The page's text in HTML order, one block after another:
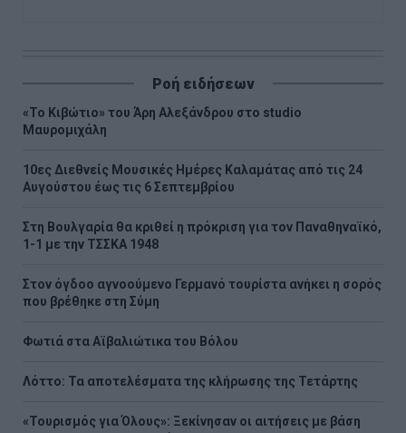
Ροή ειδήσεων
«Το Κιβώτιο» του Άρη Αλεξάνδρου στο studio
Μαυρομιχάλη
10ες Διεθνείς Μουσικές Ημέρες Καλαμάτας από τις 24
Αυγούστου έως τις 6 Σεπτεμβρίου
Στη Βουλγαρία θα κριθεί η πρόκριση για τον Παναθηναϊκό,
1-1 με την ΤΣΣΚΑ 1948
Στον όγδοο αγνοούμενο Γερμανό τουρίστα ανήκει η σορός
που βρέθηκε στη Σύμη
Φωτιά στα Αϊβαλιώτικα του Βόλου
Λόττο: Τα αποτελέσματα της κλήρωσης της Τετάρτης
«Τουρισμός για Όλους»: Ξεκίνησαν οι αιτήσεις με βάση